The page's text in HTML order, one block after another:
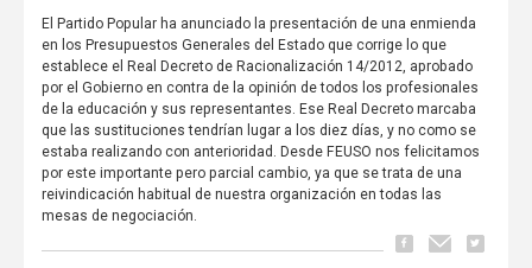
El Partido Popular ha anunciado la presentación de una enmienda
en los Presupuestos Generales del Estado que corrige lo que
establece el Real Decreto de Racionalización 14/2012, aprobado
por el Gobierno en contra de la opinión de todos los profesionales
de la educación y sus representantes. Ese Real Decreto marcaba
que las sustituciones tendrían lugar a los diez días, y no como se
estaba realizando con anterioridad. Desde FEUSO nos felicitamos
por este importante pero parcial cambio, ya que se trata de una
reivindicación habitual de nuestra organización en todas las
mesas de negociación.